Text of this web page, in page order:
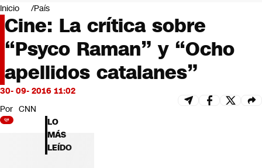
Negocios
Deportes
Programas completos
Cultura
Servicios
Bits
CNN Data
CNN tiempo
Futuro 360
Opinión
Inicio País
Cine: La crítica sobre
“Psyco Raman” y “Ocho
apellidos catalanes”
30- 09- 2016 11:02
Por CNN
LO
MÁS
LEÍDO